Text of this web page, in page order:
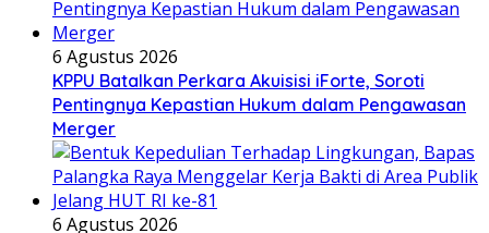
6 Agustus 2026
KPPU Batalkan Perkara Akuisisi iForte, Soroti
Pentingnya Kepastian Hukum dalam Pengawasan
Merger
6 Agustus 2026